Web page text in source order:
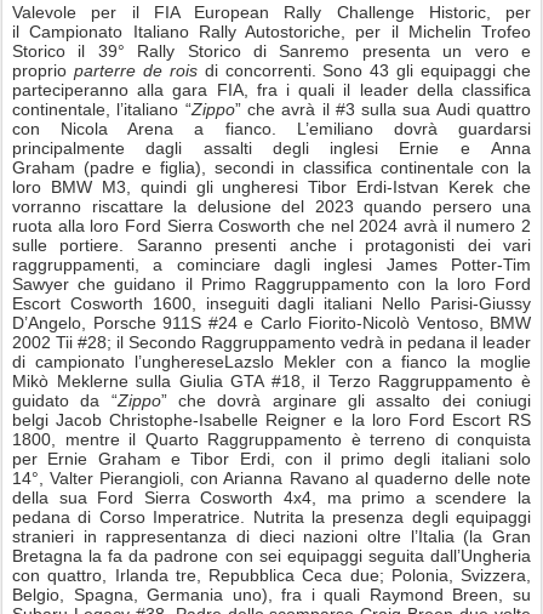
Valevole per il FIA European Rally Challenge Historic, per
il Campionato Italiano Rally Autostoriche, per il Michelin Trofeo
Storico il 39° Rally Storico di Sanremo presenta un vero e
proprio parterre de roisdi concorrenti. Sono 43 gli equipaggi che
parteciperanno alla gara FIA, fra i quali il leader della classifica
continentale, l’italiano “Zippo” che avrà il #3 sulla sua Audi quattro
con Nicola Arena a fianco. L’emiliano dovrà guardarsi
principalmente dagli assalti degli inglesi Ernie e Anna
Graham (padre e figlia), secondi in classifica continentale con la
loro BMW M3, quindi gli ungheresi Tibor Erdi-Istvan Kerek che
vorranno riscattare la delusione del 2023 quando persero una
ruota alla loro Ford Sierra Cosworth che nel 2024 avrà il numero 2
sulle portiere. Saranno presenti anche i protagonisti dei vari
raggruppamenti, a cominciare dagli inglesi James Potter-Tim
Sawyer che guidano il Primo Raggruppamento con la loro Ford
Escort Cosworth 1600, inseguiti dagli italiani Nello Parisi-Giussy
D’Angelo, Porsche 911S #24 e Carlo Fiorito-Nicolò Ventoso, BMW
2002 Tii #28; il Secondo Raggruppamento vedrà in pedana il leader
di campionato l’unghereseLazslo Mekler con a fianco la moglie
Mikò Meklerne sulla Giulia GTA #18, il Terzo Raggruppamento è
guidato da “Zippo” che dovrà arginare gli assalto dei coniugi
belgi Jacob Christophe-Isabelle Reigner e la loro Ford Escort RS
1800, mentre il Quarto Raggruppamento è terreno di conquista
per Ernie Graham e Tibor Erdi, con il primo degli italiani solo
14°, Valter Pierangioli, con Arianna Ravano al quaderno delle note
della sua Ford Sierra Cosworth 4x4, ma primo a scendere la
pedana di Corso Imperatrice. Nutrita la presenza degli equipaggi
stranieri in rappresentanza di dieci nazioni oltre l’Italia (la Gran
Bretagna la fa da padrone con sei equipaggi seguita dall’Ungheria
con quattro, Irlanda tre, Repubblica Ceca due; Polonia, Svizzera,
Belgio, Spagna, Germania uno), fra i quali Raymond Breen, su